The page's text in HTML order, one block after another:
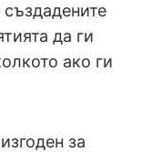
да ги
ако ги
за